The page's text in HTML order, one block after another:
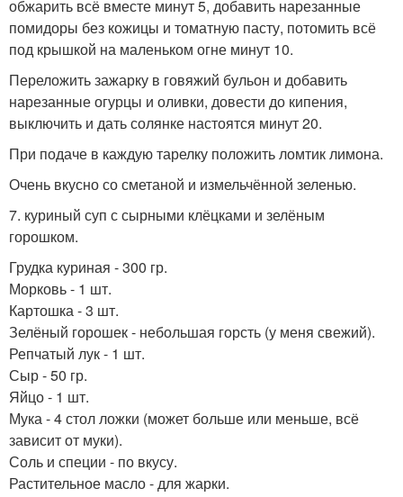
обжарить всё вместе минут 5, добавить нарезанные
помидоры без кожицы и томатную пасту, потомить всё
под крышкой на маленьком огне минут 10.
Переложить зажарку в говяжий бульон и добавить
нарезанные огурцы и оливки, довести до кипения,
выключить и дать солянке настоятся минут 20.
При подаче в каждую тарелку положить ломтик лимона.
Очень вкусно со сметаной и измельчённой зеленью.
7. куриный суп с сырными клёцками и зелёным
горошком.
Грудка куриная - 300 гр.
Морковь - 1 шт.
Картошка - 3 шт.
Зелёный горошек - небольшая горсть (у меня свежий).
Репчатый лук - 1 шт.
Сыр - 50 гр.
Яйцо - 1 шт.
Мука - 4 стол ложки (может больше или меньше, всё
зависит от муки).
Соль и специи - по вкусу.
Растительное масло - для жарки.